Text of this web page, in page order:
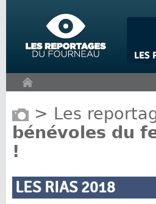
> Les
bénévoles du
!
LES RIAS 2018